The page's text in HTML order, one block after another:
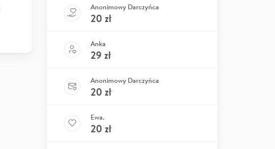
Anonimowy Darczyńca
20 zł
Anka
29 zł
Anonimowy Darczyńca
20 zł
Ewa.
20 zł